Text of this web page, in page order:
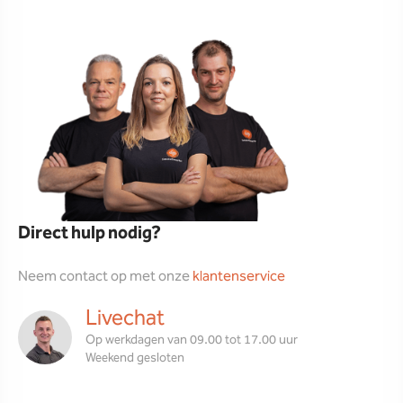
Direct hulp nodig?
Neem contact op met onzeklantenservice
Livechat
Op werkdagen van 09.00 tot 17.00 uur
Weekend gesloten